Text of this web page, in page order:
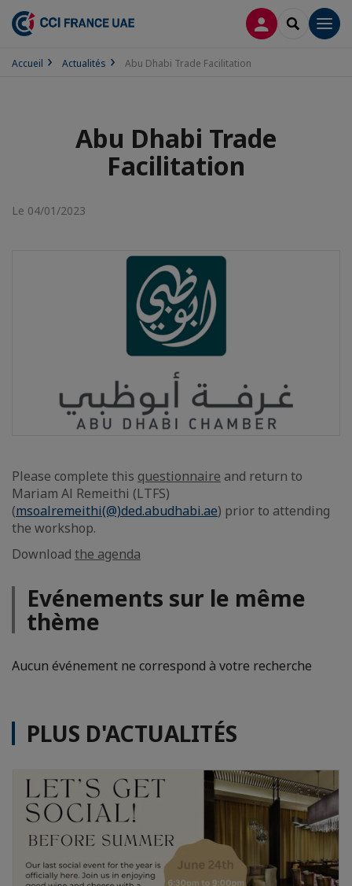
CONNEXION
Accueil Actualités Abu Dhabi Trade Facilitation
Abu Dhabi Trade
Facilitation
Le 04/01/2023
Please complete this questionnaire and return to
Mariam Al Remeithi (LTFS)
(msoalremeithi(@)ded.abudhabi.ae) prior to attending
the workshop.
Download the agenda
Evénements sur le même
thème
Aucun événement ne correspond à votre recherche
PLUS D'ACTUALITÉS